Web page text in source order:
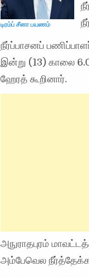
டிரம்ப் சீனா பயணம்
நீர்ப்பாசனப்
இன்று (13) காலை
ஹேரத் கூறினார்.
அநுராதபுரம்
அம்பேவெல